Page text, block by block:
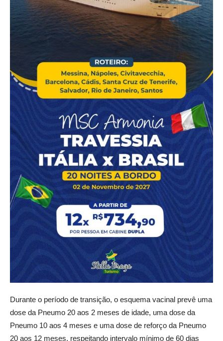
Durante o período de transição, o esquema vacinal prevê uma
dose da Pneumo 20 aos 2 meses de idade, uma dose da
Pneumo 10 aos 4 meses e uma dose de reforço da Pneumo
20 aos 12 meses, respeitando intervalo mínimo de 60 dias